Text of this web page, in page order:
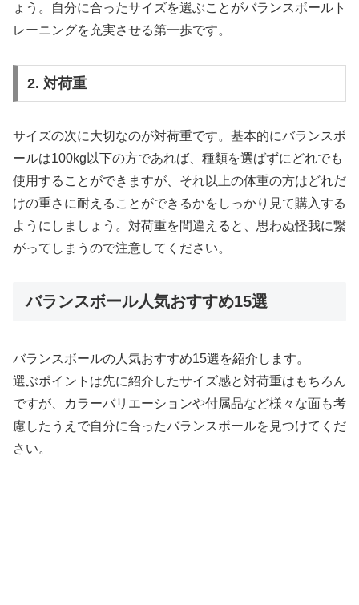
ょう。自分に合ったサイズを選ぶことがバランスボールト
レーニングを充実させる第一歩です。
2. 対荷重
サイズの次に大切なのが対荷重です。基本的にバランスボ
ールは100kg以下の方であれば、種類を選ばずにどれでも
使用することができますが、それ以上の体重の方はどれだ
けの重さに耐えることができるかをしっかり見て購入する
ようにしましょう。対荷重を間違えると、思わぬ怪我に繋
がってしまうので注意してください。
バランスボール人気おすすめ15選
バランスボールの人気おすすめ15選を紹介します。
選ぶポイントは先に紹介したサイズ感と対荷重はもちろん
ですが、カラーバリエーションや付属品など様々な面も考
慮したうえで自分に合ったバランスボールを見つけてくだ
さい。